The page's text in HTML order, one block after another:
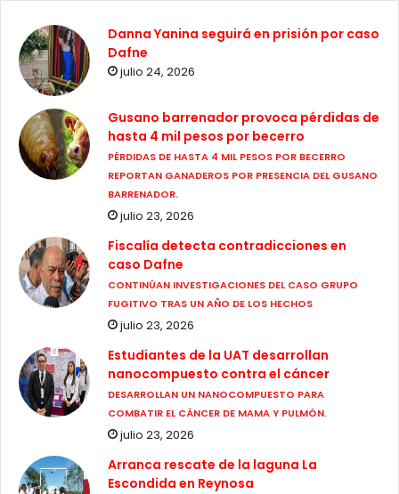
Danna Yanina seguirá en prisión por caso
Dafne
julio 24, 2026
Gusano barrenador provoca pérdidas de
hasta 4 mil pesos por becerro
PÉRDIDAS DE HASTA 4 MIL PESOS POR BECERRO
REPORTAN GANADEROS POR PRESENCIA DEL GUSANO
BARRENADOR.
julio 23, 2026
Fiscalía detecta contradicciones en
caso Dafne
CONTINÚAN INVESTIGACIONES DEL CASO GRUPO
FUGITIVO TRAS UN AÑO DE LOS HECHOS
julio 23, 2026
Estudiantes de la UAT desarrollan
nanocompuesto contra el cáncer
DESARROLLAN UN NANOCOMPUESTO PARA
COMBATIR EL CÁNCER DE MAMA Y PULMÓN.
julio 23, 2026
Arranca rescate de la laguna La
Escondida en Reynosa